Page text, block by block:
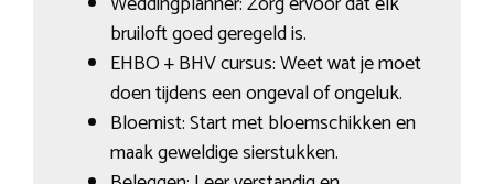
bruiloft goed geregeld is.
EHBO + BHV cursus: Weet wat je moet
doen tijdens een ongeval of ongeluk.
Bloemist: Start met bloemschikken en
maak geweldige sierstukken.